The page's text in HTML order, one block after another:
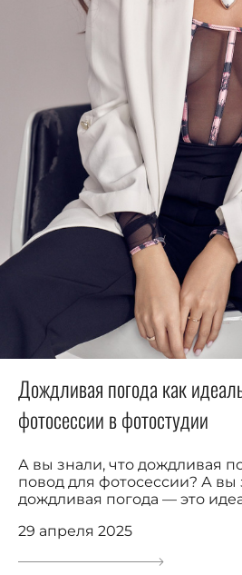
Дождливая погода как
фотосессии в фотостудии
А вы знали, что дождливая
повод для фотосессии? А вы
дождливая погода — это
29 апреля 2025